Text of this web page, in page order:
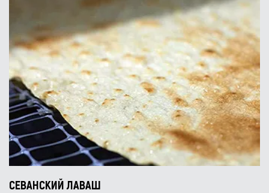
СЕВАНСКИЙ ЛАВАШ